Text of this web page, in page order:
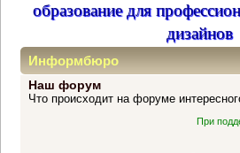
образование для
дизайнов
Информбюро
Наш форум
Что происходит на форуме
При